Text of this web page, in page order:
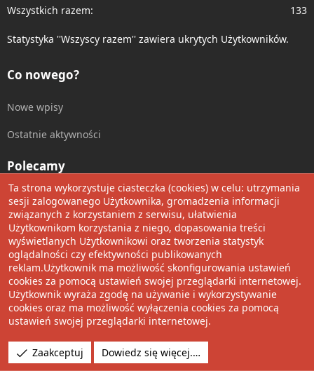
Wszystkich razem 133
Statystyka ''Wszyscy razem'' zawiera ukrytych Użytkowników.
Co nowego?
Nowe wpisy
Ostatnie aktywności
Polecamy
Wolnościowe cytaty
Udostępnij
Facebook
TwitterRedditPinterest
TumblrWhatsApp
Umieść Link
Community platform by XenForo® © 2010-2022 XenForo Ltd.
Pixel Exit
Tłumaczenie wykonane przezXboxForum.pl
via s9e/MediaSites
Ta strona wykorzystuje ciasteczka (cookies) w celu: utrzymania
sesji zalogowanego Użytkownika, gromadzenia informacji
związanych z korzystaniem z serwisu, ułatwienia
Użytkownikom korzystania z niego, dopasowania treści
wyświetlanych Użytkownikowi oraz tworzenia statystyk
oglądalności czy efektywności publikowanych
reklam.Użytkownik ma możliwość skonfigurowania ustawień
cookies za pomocą ustawień swojej przeglądarki internetowej.
Użytkownik wyraża zgodę na używanie i wykorzystywanie
cookies oraz ma możliwość wyłączenia cookies za pomocą
ustawień swojej przeglądarki internetowej.
Zaakceptuj Dowiedz się więcej.…